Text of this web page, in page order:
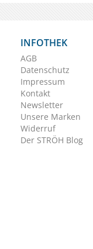
INFOTHEK
AGB
Datenschutz
Impressum
Kontakt
Newsletter
Unsere Marken
Widerruf
Der STRÖH Blog